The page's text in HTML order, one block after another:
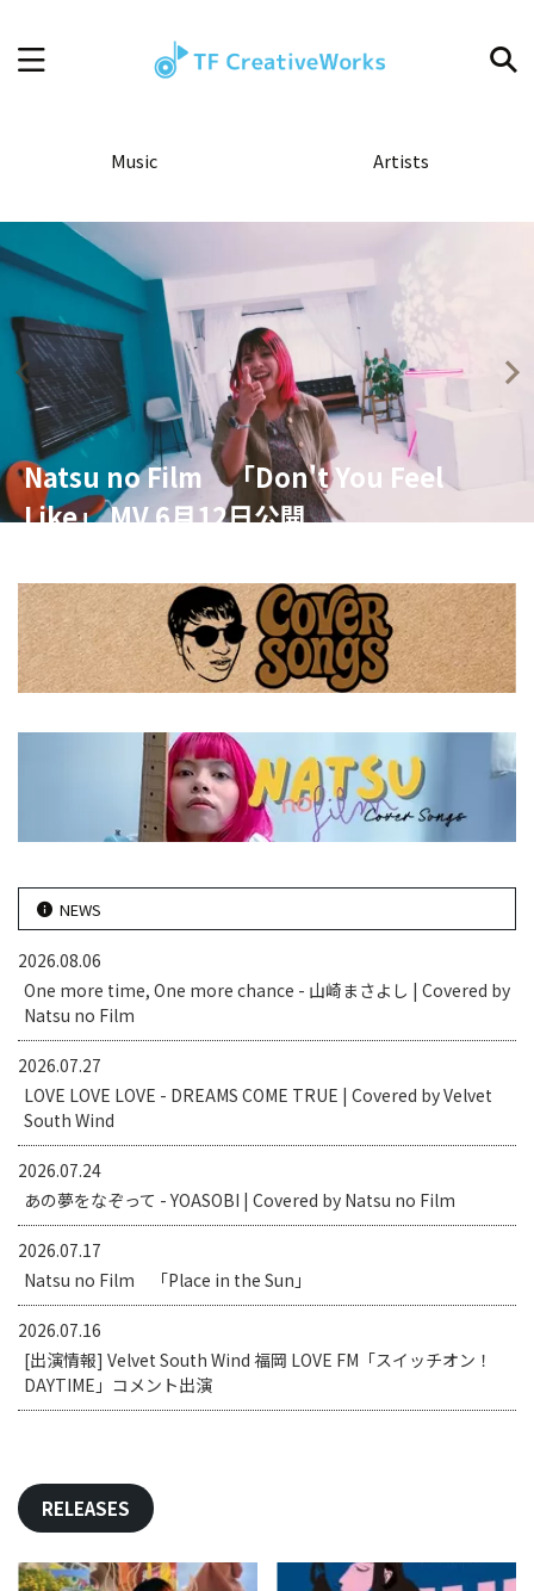
Music Artists
Natsu no Film 「Don't You Feel
Like」 MV 6月12日公開
NEWS
2026.08.06
One more time, One more chance - 山崎まさよし | Covered by
Natsu no Film
2026.07.27
LOVE LOVE LOVE - DREAMS COME TRUE | Covered by Velvet
South Wind
2026.07.24
あの夢をなぞって - YOASOBI | Covered by Natsu no Film
2026.07.17
Natsu no Film 「Place in the Sun」
2026.07.16
[出演情報] Velvet South Wind 福岡 LOVE FM「スイッチオン！
DAYTIME」コメント出演
RELEASES